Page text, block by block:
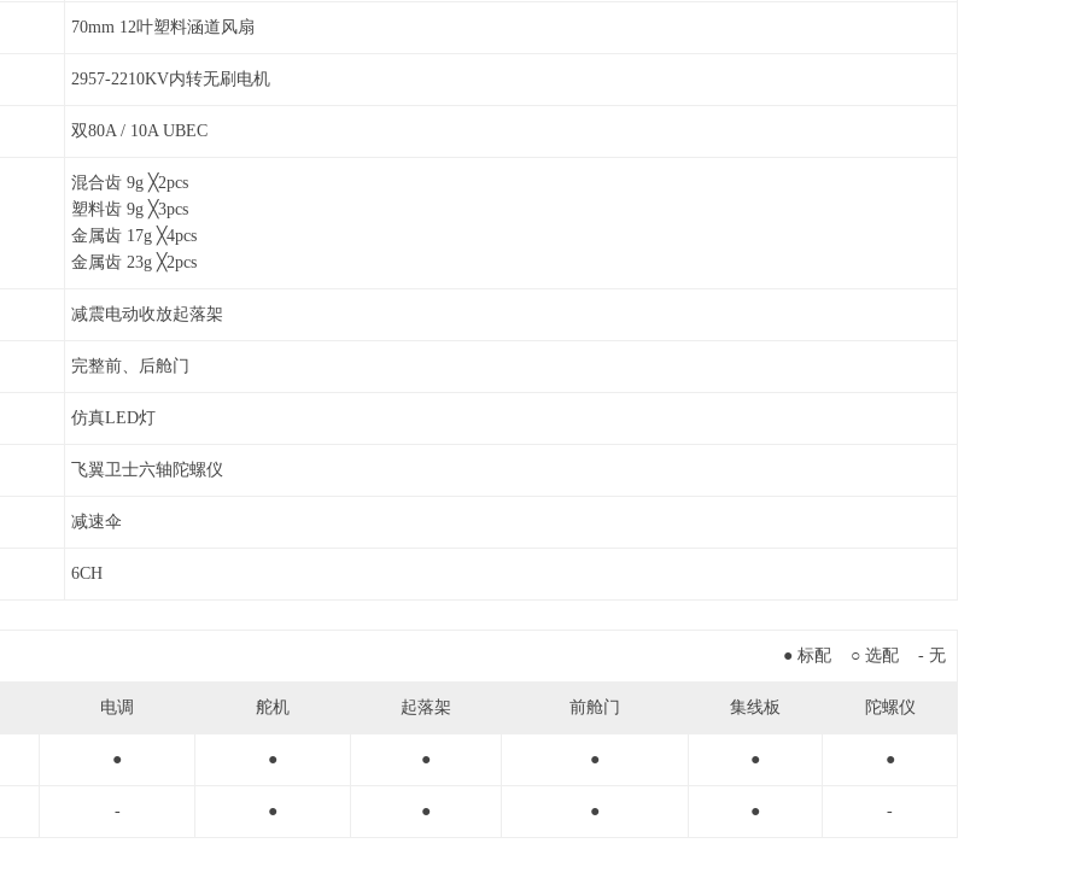
70mm 12叶塑料涵道风扇
2957-2210KV内转无刷电机
双80A / 10A UBEC
混合齿 9g ╳2pcs
塑料齿 9g ╳3pcs
金属齿 17g ╳4pcs
金属齿 23g ╳2pcs
减震电动收放起落架
完整前、后舱门
仿真LED灯
飞翼卫士六轴陀螺仪
减速伞
6CH
● 标配 ○ 选配 - 无
电调 舵机 起落架 前舱门 集线板 陀螺仪
● ● ● ● ● ●
- ● ● ● ● -